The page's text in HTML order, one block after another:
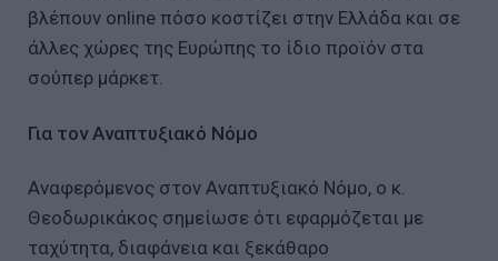
βλέπουν online πόσο κοστίζει στην Ελλάδα και σε
άλλες χώρες της Ευρώπης το ίδιο προϊόν στα
σούπερ μάρκετ.
Για τον Αναπτυξιακό Νόμο
Αναφερόμενος στον Αναπτυξιακό Νόμο, ο κ.
Θεοδωρικάκος σημείωσε ότι εφαρμόζεται με
ταχύτητα, διαφάνεια και ξεκάθαρο